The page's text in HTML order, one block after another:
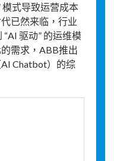
模式导致运营成本
已然来临，行业
驱动” 的运维模
需求，ABB推出
Chatbot）的综